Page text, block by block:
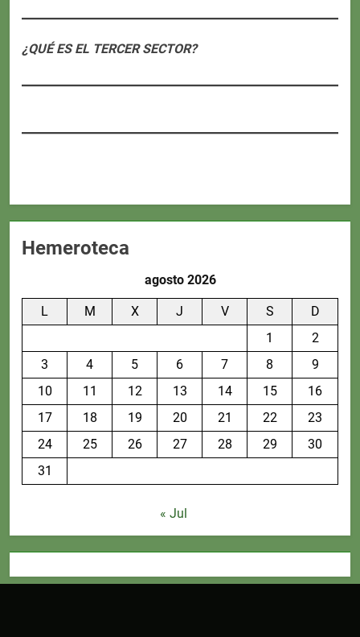
¿QUÉ ES EL TERCER SECTOR?
Hemeroteca
agosto 2026
L M X J V S
D
1
2
3
4 5 6 7 8
9
10
11 12 13 14 15
16
17
18 19 20 21 22
23
24
25 26 27 28 29
30
31
« Jul